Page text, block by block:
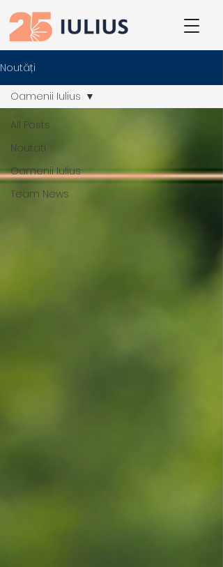
Noutăți
All Posts
Noutati
Oamenii Iulius
Team News
Oamenii Iulius